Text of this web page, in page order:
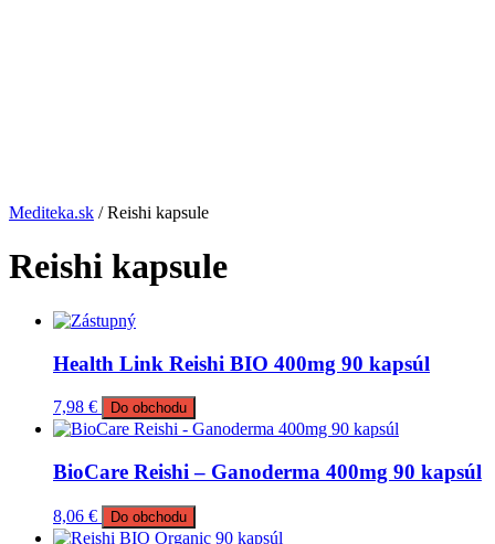
Mediteka.sk / Reishi kapsule
Reishi kapsule
Health Link Reishi BIO 400mg 90 kapsúl
7,98 € Do obchodu
BioCare Reishi – Ganoderma 400mg 90 kapsúl
8,06 € Do obchodu